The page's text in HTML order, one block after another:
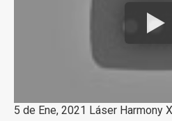
5 de Ene, 2021 Láser Harmony